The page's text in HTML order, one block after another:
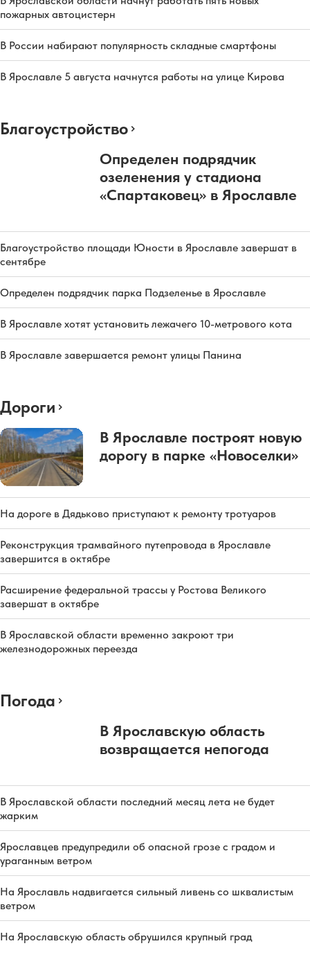
пожарных автоцистерн
В России набирают популярность складные смартфоны
В Ярославле 5 августа начнутся работы на улице Кирова
Благоустройство
Определен подрядчик
озеленения у стадиона
«Спартаковец» в Ярославле
Благоустройство площади Юности в Ярославле завершат в
сентябре
Определен подрядчик парка Подзеленье в Ярославле
В Ярославле хотят установить лежачего 10-метрового кота
В Ярославле завершается ремонт улицы Панина
Дороги
В Ярославле построят новую
дорогу в парке «Новоселки»
На дороге в Дядьково приступают к ремонту тротуаров
Реконструкция трамвайного путепровода в Ярославле
завершится в октябре
Расширение федеральной трассы у Ростова Великого
завершат в октябре
В Ярославской области временно закроют три
железнодорожных переезда
Погода
В Ярославскую область
возвращается непогода
В Ярославской области последний месяц лета не будет
жарким
Ярославцев предупредили об опасной грозе с градом и
ураганным ветром
На Ярославль надвигается сильный ливень со шквалистым
ветром
На Ярославскую область обрушился крупный град